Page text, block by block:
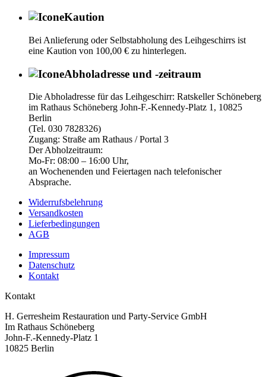
Kaution
Bei Anlieferung oder Selbstabholung des Leihgeschirrs ist
eine Kaution von 100,00 € zu hinterlegen.
Abholadresse und -zeitraum
Die Abholadresse für das Leihgeschirr: Ratskeller Schöneberg
im Rathaus Schöneberg John-F.-Kennedy-Platz 1, 10825
Berlin
(Tel. 030 7828326)
Zugang: Straße am Rathaus / Portal 3
Der Abholzeitraum:
Mo-Fr: 08:00 – 16:00 Uhr,
an Wochenenden und Feiertagen nach telefonischer
Absprache.
Widerrufsbelehrung
Versandkosten
Lieferbedingungen
AGB
Impressum
Datenschutz
Kontakt
Kontakt
H. Gerresheim Restauration und Party-Service GmbH
Im Rathaus Schöneberg
John-F.-Kennedy-Platz 1
10825 Berlin